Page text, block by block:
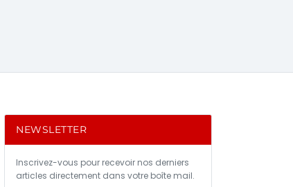
NEWSLETTER
Inscrivez-vous pour recevoir nos derniers
articles directement dans votre boîte mail.